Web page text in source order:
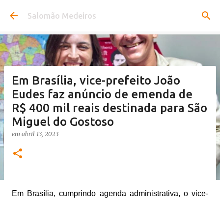
Pular para o conteúdo principal
Salomão Medeiros
Em Brasília, vice-prefeito João
Eudes faz anúncio de emenda de
R$ 400 mil reais destinada para São
Miguel do Gostoso
em abril 13, 2023
Em Brasília, cumprindo agenda administrativa, o vice-